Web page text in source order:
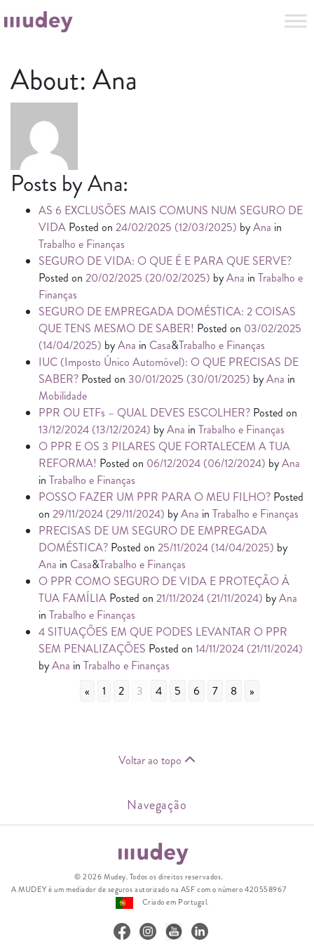
About: Ana
Posts by Ana:
AS 6 EXCLUSÕES MAIS COMUNS NUM SEGURO DE
VIDA Posted on 24/02/2025 (12/03/2025) byAna in
Trabalho e Finanças
SEGURO DE VIDA: O QUE É E PARA QUE SERVE?
Posted on 20/02/2025 (20/02/2025) byAna in Trabalho e
Finanças
SEGURO DE EMPREGADA DOMÉSTICA: 2 COISAS
QUE TENS MESMO DE SABER! Posted on 03/02/2025
(14/04/2025) byAna in Casa&Trabalho e Finanças
IUC (Imposto Único Automóvel): O QUE PRECISAS DE
SABER? Posted on 30/01/2025 (30/01/2025) byAna in
Mobilidade
PPR OU ETFs – QUAL DEVES ESCOLHER? Posted on
13/12/2024 (13/12/2024) byAna in Trabalho e Finanças
O PPR E OS 3 PILARES QUE FORTALECEM A TUA
REFORMA! Posted on 06/12/2024 (06/12/2024) byAna
in Trabalho e Finanças
POSSO FAZER UM PPR PARA O MEU FILHO? Posted
on 29/11/2024 (29/11/2024) byAna in Trabalho e Finanças
PRECISAS DE UM SEGURO DE EMPREGADA
DOMÉSTICA? Posted on 25/11/2024 (14/04/2025) by
Ana in Casa&Trabalho e Finanças
O PPR COMO SEGURO DE VIDA E PROTEÇÃO À
TUA FAMÍLIA Posted on 21/11/2024 (21/11/2024) byAna
in Trabalho e Finanças
4 SITUAÇÕES EM QUE PODES LEVANTAR O PPR
SEM PENALIZAÇÕES Posted on 14/11/2024 (21/11/2024)
byAna in Trabalho e Finanças
«
1 2 3 4 5 6 7 8 »
Voltar ao topo
Navegação
© 2026 Mudey. Todos os direitos reservados.
A MUDEY é um mediador de seguros autorizado na ASF com o número 420558967
Criado em Portugal.